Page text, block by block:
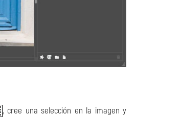
, cree una selección en la imagen y